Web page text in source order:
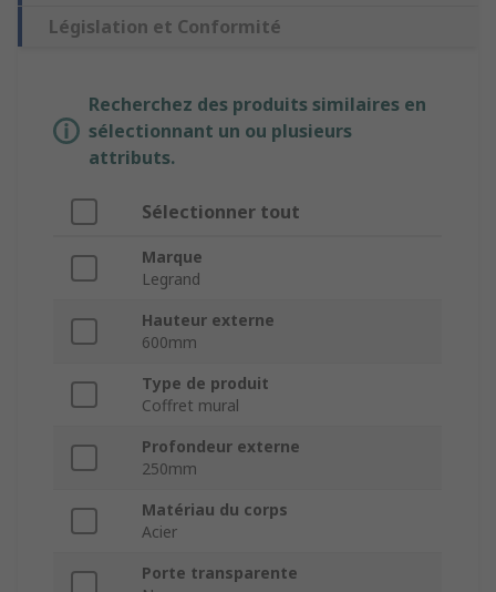
Législation et Conformité
Recherchez des produits similaires en
sélectionnant un ou plusieurs
attributs.
Sélectionner tout
Marque
Legrand
Hauteur externe
600mm
Type de produit
Coffret mural
Profondeur externe
250mm
Matériau du corps
Acier
Porte transparente